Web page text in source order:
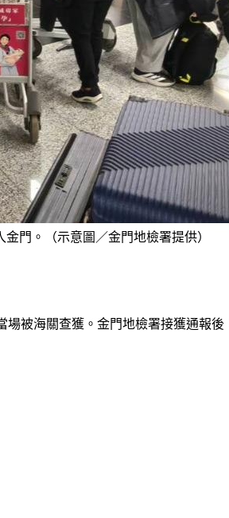
門。（示意圖／金門地檢署提供）
被海關查獲。金門地檢署接獲通報